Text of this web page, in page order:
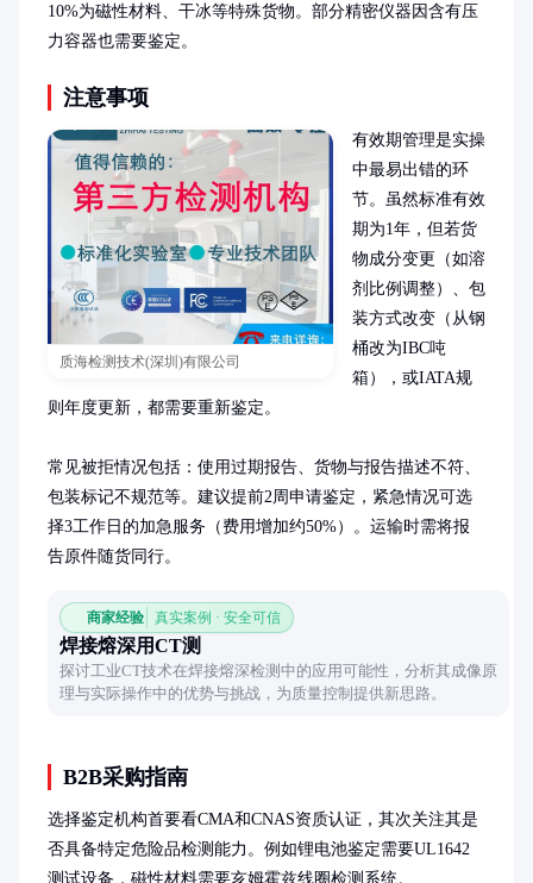
10%为磁性材料、干冰等特殊货物。部分精密仪器因含有压
力容器也需要鉴定。
注意事项
质海检测技术(深圳)有限公司
有效期管理是实操
中最易出错的环
节。虽然标准有效
期为1年，但若货
物成分变更（如溶
剂比例调整）、包
装方式改变（从钢
桶改为IBC吨
箱），或IATA规
则年度更新，都需要重新鉴定。
常见被拒情况包括：使用过期报告、货物与报告描述不符、
包装标记不规范等。建议提前2周申请鉴定，紧急情况可选
择3工作日的加急服务（费用增加约50%）。运输时需将报
告原件随货同行。
商家经验 真实案例 · 安全可信
焊接熔深用CT测
探讨工业CT技术在焊接熔深检测中的应用可能性，分析其成像原
理与实际操作中的优势与挑战，为质量控制提供新思路。
B2B采购指南
选择鉴定机构首要看CMA和CNAS资质认证，其次关注其是
否具备特定危险品检测能力。例如锂电池鉴定需要UL1642
测试设备，磁性材料需要亥姆霍兹线圈检测系统。